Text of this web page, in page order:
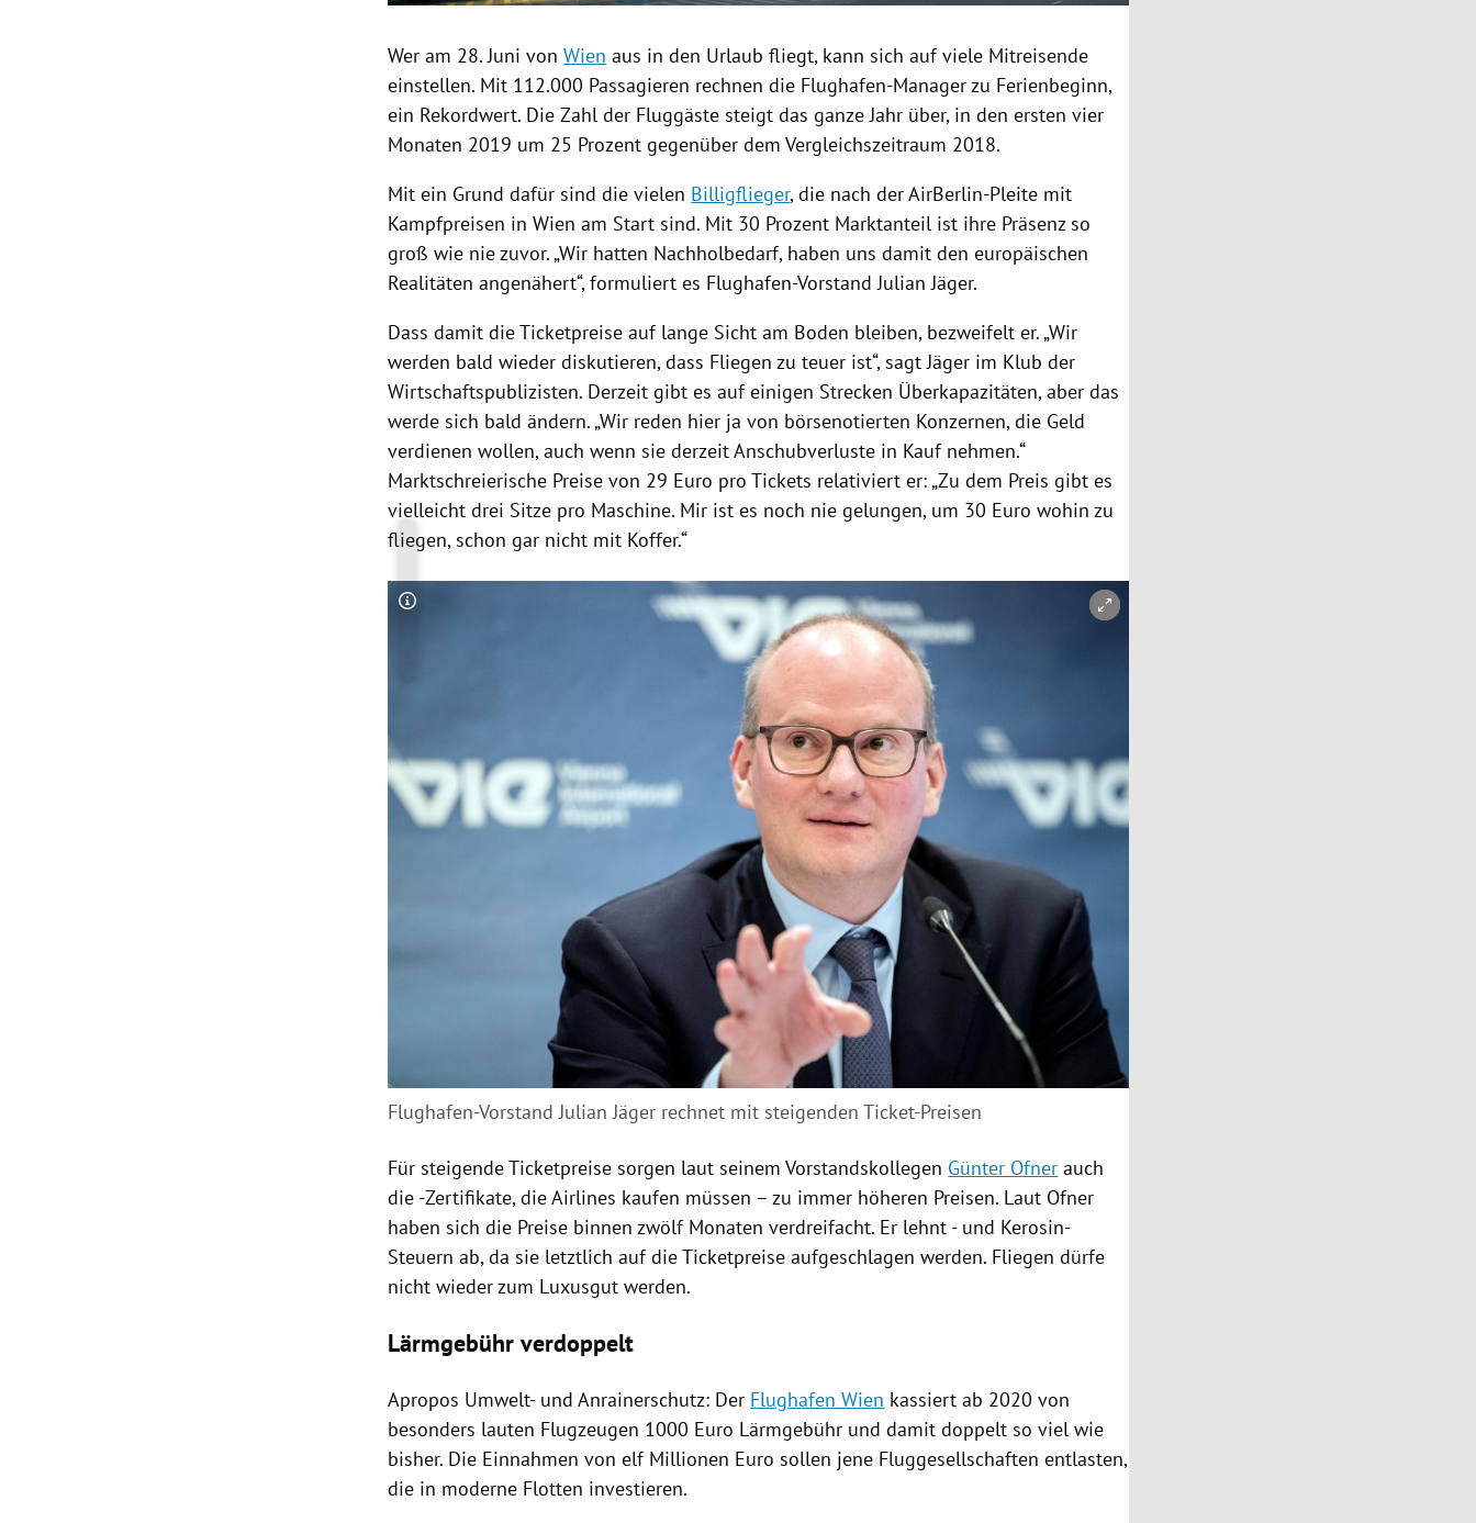
Wer am 28. Juni vonWien aus in den Urlaub fliegt, kann sich auf viele Mitreisende
einstellen. Mit 112.000 Passagieren rechnen die Flughafen-Manager zu Ferienbeginn,
ein Rekordwert. Die Zahl der Fluggäste steigt das ganze Jahr über, in den ersten vier
Monaten 2019 um 25 Prozent gegenüber dem Vergleichszeitraum 2018.
Mit ein Grund dafür sind die vielen Billigflieger, die nach der AirBerlin-Pleite mit
Kampfpreisen inWien am Start sind. Mit 30 Prozent Marktanteil ist ihre Präsenz so
groß wie nie zuvor. „Wir hatten Nachholbedarf, haben uns damit den europäischen
Realitäten angenähert“, formuliert es Flughafen-Vorstand Julian Jäger.
Dass damit die Ticketpreise auf lange Sicht am Boden bleiben, bezweifelt er. „Wir
werden bald wieder diskutieren, dass Fliegen zu teuer ist“, sagt Jäger im Klub der
Wirtschaftspublizisten. Derzeit gibt es auf einigen Strecken Überkapazitäten, aber das
werde sich bald ändern. „Wir reden hier ja von börsenotierten Konzernen, die Geld
verdienen wollen, auch wenn sie derzeit Anschubverluste in Kauf nehmen.“
Marktschreierische Preise von 29 Euro pro Tickets relativiert er: „Zu dem Preis gibt es
vielleicht drei Sitze pro Maschine. Mir ist es noch nie gelungen, um 30 Euro wohin zu
fliegen, schon gar nicht mit Koffer.“
Copyright-Hinweis öffnen/schließen
Flughafen-Vorstand Julian Jäger rechnet mit steigenden Ticket-Preisen
Für steigende Ticketpreise sorgen laut seinem Vorstandskollegen Günter Ofner auch
die -Zertifikate, die Airlines kaufen müssen – zu immer höheren Preisen. Laut Ofner
haben sich die Preise binnen zwölf Monaten verdreifacht. Er lehnt - und Kerosin-
Steuern ab, da sie letztlich auf die Ticketpreise aufgeschlagen werden. Fliegen dürfe
nicht wieder zum Luxusgut werden.
Lärmgebühr verdoppelt
Apropos Umwelt- und Anrainerschutz: Der Flughafen Wien kassiert ab 2020 von
besonders lauten Flugzeugen 1000 Euro Lärmgebühr und damit doppelt so viel wie
bisher. Die Einnahmen von elf Millionen Euro sollen jene Fluggesellschaften entlasten,
die in moderne Flotten investieren.